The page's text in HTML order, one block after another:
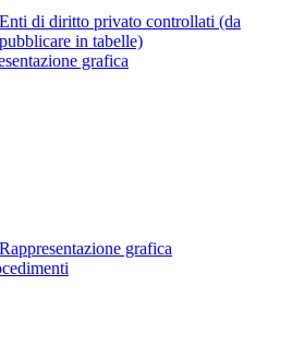
Enti di diritto privato controllati (da
pubblicare in tabelle)
grafica
Rappresentazione grafica